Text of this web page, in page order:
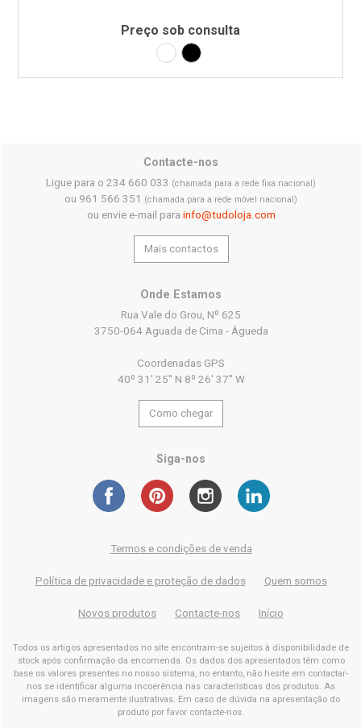
Preço sob consulta
Laminado Branco
Laminado Preto
Contacte-nos
Ligue para o 234 660 033 (chamada para a rede fixa nacional)
ou 961 566 351 (chamada para a rede móvel nacional)
ou envie e-mail para info@tudoloja.com
Mais contactos
Onde Estamos
Rua Vale do Grou, Nº 625
3750-064 Aguada de Cima - Águeda
Coordenadas GPS
40º 31' 25'' N 8º 26' 37'' W
Como chegar
Siga-nos
Termos e condições de venda
Política de privacidade e proteção de dados Quem somos
Novos produtos Contacte-nos Início
Todos os artigos apresentados no site encontram-se sujeitos à disponibilidade de
stock após confirmação da encomenda. Os dados dos apresentados têm como
base os valores presentes no nosso sistema, no entanto, não hesite em contactar-
nos se identificar alguma incoerência nas características dos produtos. As
imagens são meramente ilustrativas. Em caso de dúvida na apresentação do
produto por favor contacte-nos.